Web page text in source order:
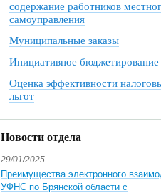
содержание работников
самоуправления
Муниципальные заказы
Инициативное бюджетирование
Оценка эффективности
льгот
Новости отдела
29/01/2025
Преимущества электронного
УФНС по Брянской области с